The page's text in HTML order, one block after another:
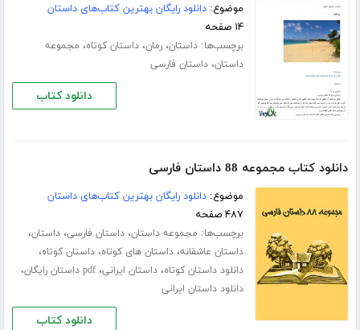
موضوع:دانلود رایگان بهترین کتاب‌های داستان
۱۴ صفحه
برچسب‌ها:داستان،رمان،داستان کوتاه، مجموعه
داستان،داستان فارسی
دانلود کتاب
دانلود کتاب مجموعه 88 داستان فارسی
موضوع:دانلود رایگان بهترین کتاب‌های داستان
۴۸۷ صفحه
برچسب‌ها: مجموعه داستان،داستان فارسی،داستان،
داستان عاشقانه،داستان های کوتاه،داستان کوتاه،
دانلود داستان کوتاه،داستان ایرانی،pdf داستان رایگان ،
دانلود داستان ایرانی
دانلود کتاب